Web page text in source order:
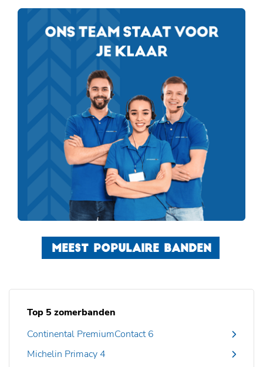
MEEST POPULAIRE BANDEN
Top 5 zomerbanden
Continental PremiumContact 6
Michelin Primacy 4